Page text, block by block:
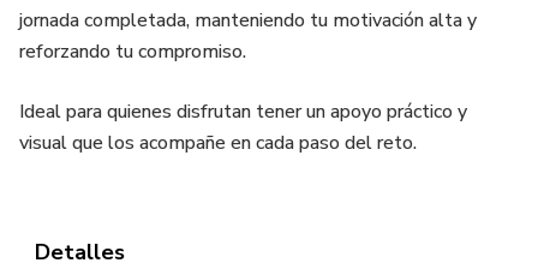
jornada completada, manteniendo tu motivación alta y
reforzando tu compromiso.
Ideal para quienes disfrutan tener un apoyo práctico y
visual que los acompañe en cada paso del reto.
Detalles